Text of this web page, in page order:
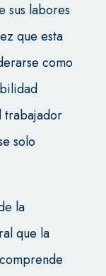
sus labores
que esta
como
trabajador
solo
la
que la